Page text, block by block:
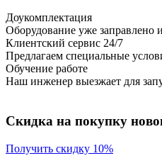
Доукомплектация
Оборудование уже заправлено
Клиентский сервис 24/7
Предлагаем специальные
Обучение работе
Наш инженер выезжает для
Скидка на покупку
Получить скидку 10%